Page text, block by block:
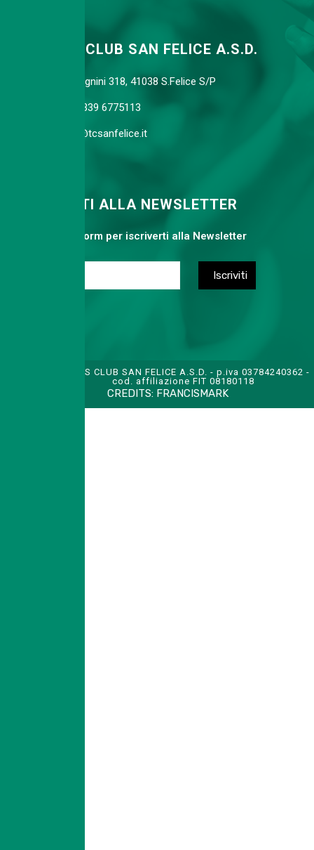
TENNIS CLUB SAN FELICE A.S.D.
Via Agnini 318, 41038 S.Felice S/P
Cell. 339 6775113
info@tcsanfelice.it
ISCRIVITI ALLA NEWSLETTER
Compila il form per iscriverti alla Newsletter
TENNIS CLUB SAN FELICE A.S.D. - p.iva 03784240362 -
cod. affiliazione FIT 08180118
CREDITS: FRANCISMARK